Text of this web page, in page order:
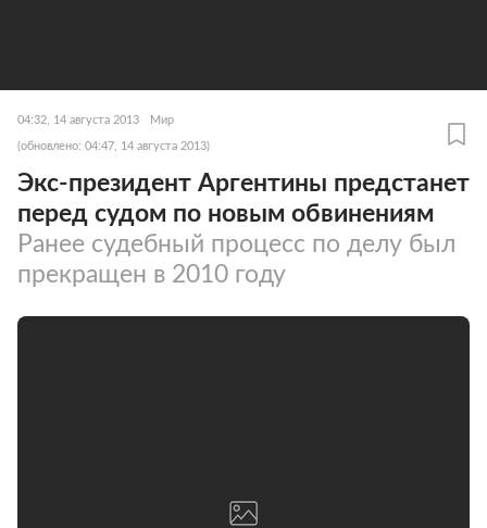
04:32, 14 августа 2013 Мир
(обновлено: 04:47, 14 августа 2013)
Экс-президент Аргентины предстанет
перед судом по новым обвинениям
Ранее судебный процесс по делу был
прекращен в 2010 году